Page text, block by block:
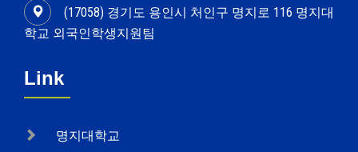
(17058) 경기도 용인시 처인구 명지로 116 명지대
학교 외국인학생지원팀
Link
명지대학교